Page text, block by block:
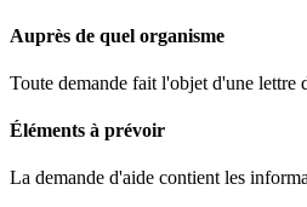
Auprès de quel organisme
Toute demande fait l'objet d'une lettre
Éléments à prévoir
La demande d'aide contient les